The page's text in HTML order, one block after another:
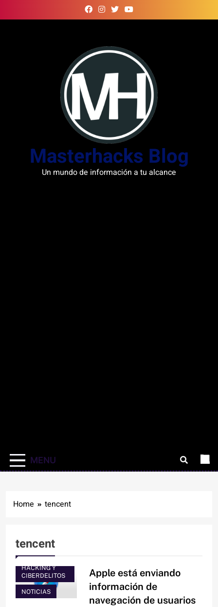
to
Masterhacks Blog
Un mundo de información a tu alcance
MENU
Home tencent
tencent
HACKING Y
CIBERDELITOS
NOTICIAS
Apple está enviando
información de
navegación de usuarios